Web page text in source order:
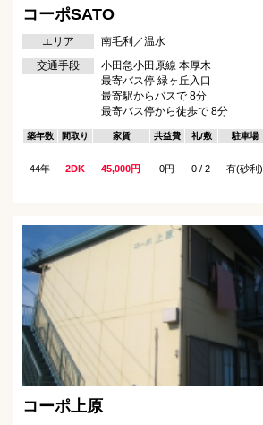
コーポSATO
エリア
南毛利／温水
交通手段
小田急小田原線 本厚木
最寄バス停 緑ヶ丘入口
最寄駅からバスで 8分
最寄バス停から徒歩で 8分
築年数 間取り 家賃 共益費 礼/敷 駐車場
44年 2DK 45,000円 0円 0 / 2 有(砂利)
コーポ上原